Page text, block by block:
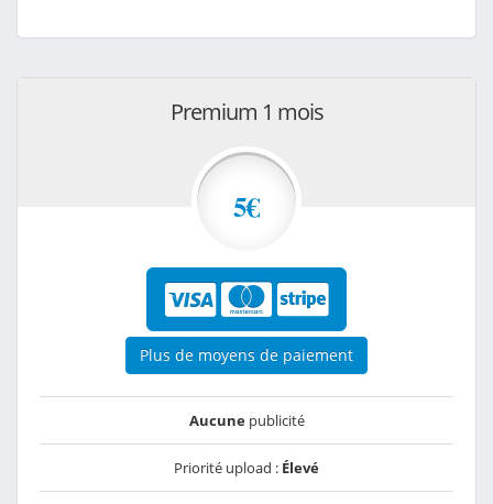
Premium 1 mois
5€
Plus de moyens de paiement
Aucunepublicité
Priorité upload : Élevé